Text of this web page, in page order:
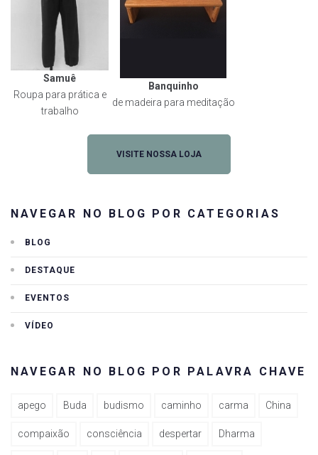
Samuê
Roupa para prática e
trabalho
Banquinho
de madeira para meditação
VISITE NOSSA LOJA
NAVEGAR NO BLOG POR CATEGORIAS
BLOG
DESTAQUE
EVENTOS
VÍDEO
NAVEGAR NO BLOG POR PALAVRA CHAVE
apego Buda budismo caminho carma China
compaixão consciência despertar Dharma